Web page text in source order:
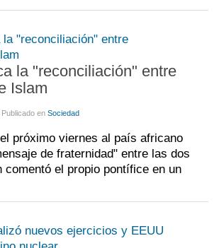
la "reconciliación" entre
Islam
Publicado en Sociedad
próximo viernes al país africano
de fraternidad" entre las dos
comentó el propio pontífice en un